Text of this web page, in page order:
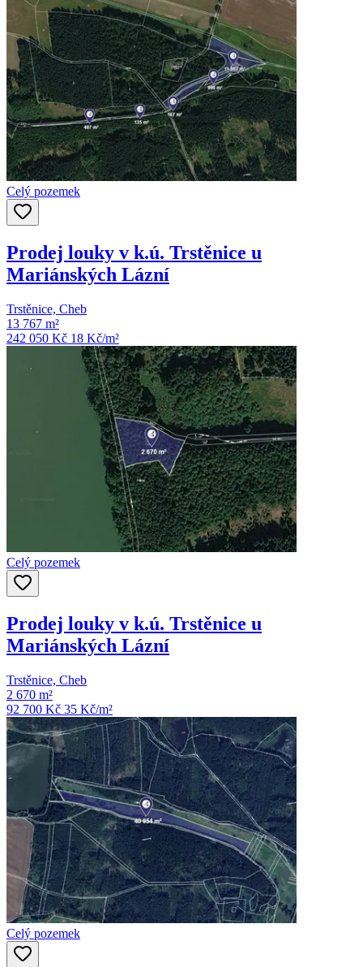
Celý pozemek
Prodej louky v k.ú. Trstěnice u
Mariánských Lázní
Trstěnice, Cheb
13 767 m²
242 050 Kč 18 Kč/m²
Celý pozemek
Prodej louky v k.ú. Trstěnice u
Mariánských Lázní
Trstěnice, Cheb
2 670 m²
92 700 Kč 35 Kč/m²
Celý pozemek